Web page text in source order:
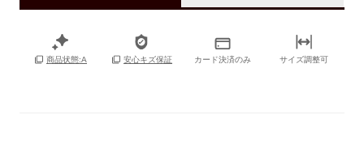
商品状態:A 安心キズ保証 カード決済のみ サイズ調整可